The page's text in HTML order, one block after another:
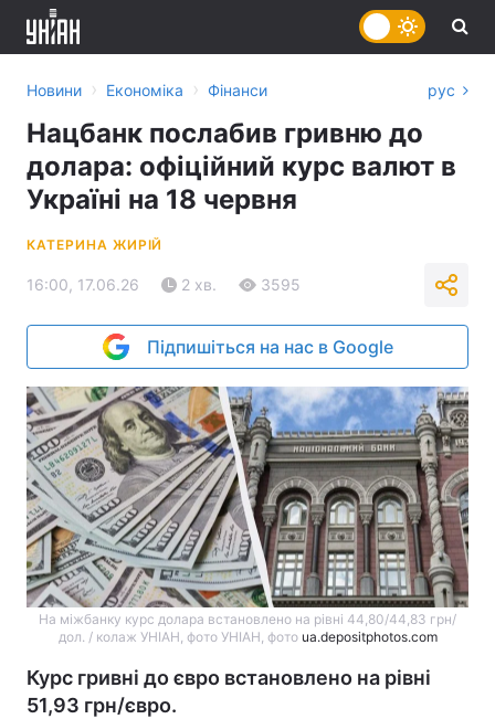
Новини › Економіка › Фінанси рус
Нацбанк послабив гривню до
долара: офіційний курс валют в
Україні на 18 червня
КАТЕРИНА ЖИРІЙ
16:00, 17.06.26 2 хв. 3595
Підпишіться на нас в Google
На міжбанку курс долара встановлено на рівні 44,80/44,83 грн/
дол. / колаж УНІАН, фото УНІАН, фото ua.depositphotos.com
Курс гривні до євро встановлено на рівні
51,93 грн/євро.